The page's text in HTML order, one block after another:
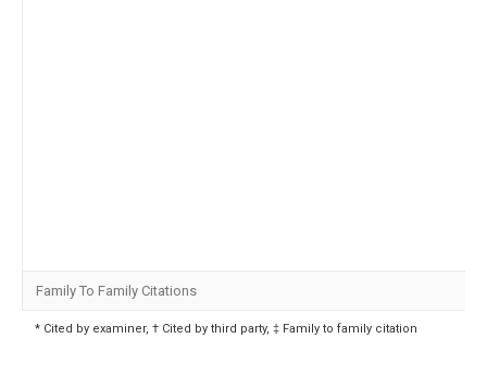
Family To Family Citations
* Cited by examiner, † Cited by third party, ‡ Family to family citation